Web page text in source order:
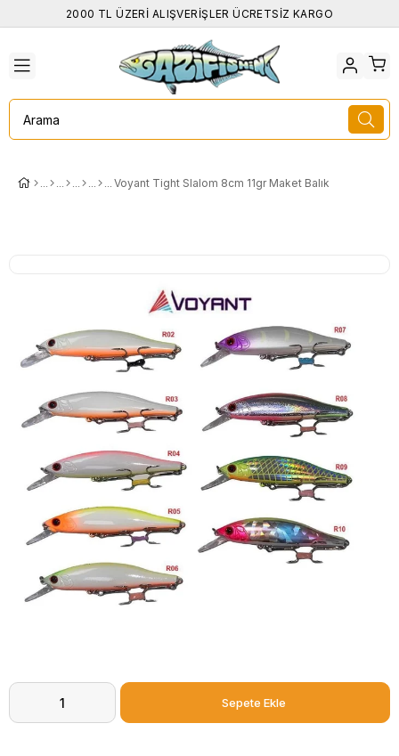
2000 TL ÜZERİ ALIŞVERİŞLER ÜCRETSİZ KARGO
Voyant Tight Slalom 8cm 11gr Maket Balık